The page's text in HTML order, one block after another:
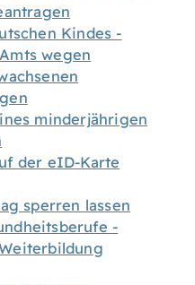
Kindes -
wegen
minderjährigen
der eID-Karte
sperren lassen
-